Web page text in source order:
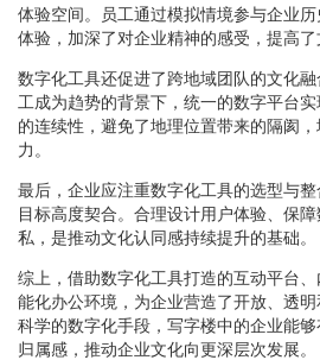
体验空间。员工通过模拟情境参与企业
体验，加深了对企业精神的感受，提高了
数字化工具还促进了跨地域团队的文化
工成为趋势的背景下，统一的数字平台
的连续性，避免了地理位置带来的隔阂
力。
最后，企业应注重数字化工具的选型与
目标高度契合。合理设计用户体验、保
私，是推动文化认同感持续提升的基础。
综上，借助数字化工具打造的互动平台
能化办公环境，为企业营造了开放、透
科学的数字化手段，写字楼中的企业能
归属感，推动企业文化向更深层次发展。